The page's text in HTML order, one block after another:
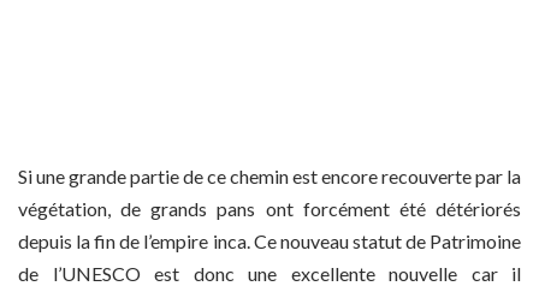
Si une grande partie de ce chemin est encore recouverte par la
végétation, de grands pans ont forcément été détériorés
depuis la fin de l’empire inca. Ce nouveau statut de Patrimoine
de l’UNESCO est donc une excellente nouvelle car il